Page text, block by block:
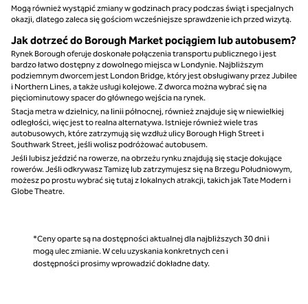
Mogą również wystąpić zmiany w godzinach pracy podczas świąt i specjalnych
okazji, dlatego zaleca się gościom wcześniejsze sprawdzenie ich przed wizytą.
Jak dotrzeć do Borough Market pociągiem lub autobusem?
Rynek Borough oferuje doskonałe połączenia transportu publicznego i jest
bardzo łatwo dostępny z dowolnego miejsca w Londynie. Najbliższym
podziemnym dworcem jest London Bridge, który jest obsługiwany przez Jubilee
i Northern Lines, a także usługi kolejowe. Z dworca można wybrać się na
pięciominutowy spacer do głównego wejścia na rynek.
Stacja metra w dzielnicy, na linii północnej, również znajduje się w niewielkiej
odległości, więc jest to realna alternatywa. Istnieje również wiele tras
autobusowych, które zatrzymują się wzdłuż ulicy Borough High Street i
Southwark Street, jeśli wolisz podróżować autobusem.
Jeśli lubisz jeździć na rowerze, na obrzeżu rynku znajdują się stacje dokujące
rowerów. Jeśli odkrywasz Tamizę lub zatrzymujesz się na Brzegu Południowym,
możesz po prostu wybrać się tutaj z lokalnych atrakcji, takich jak Tate Modern i
Globe Theatre.
*Ceny oparte są na dostępności aktualnej dla najbliższych 30 dni i
mogą ulec zmianie. W celu uzyskania konkretnych cen i
dostępności prosimy wprowadzić dokładne daty.